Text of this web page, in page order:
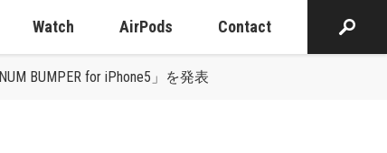
Watch AirPods Contact
BUMPER for iPhone5」を発表